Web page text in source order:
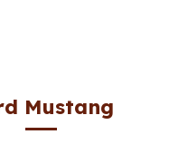
Mustang